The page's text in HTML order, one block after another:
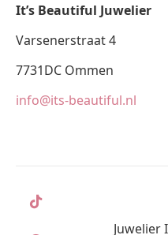
It’s Beautiful Juwelier
Varsenerstraat 4
7731DC Ommen
info@its-beautiful.nl
Juwelier